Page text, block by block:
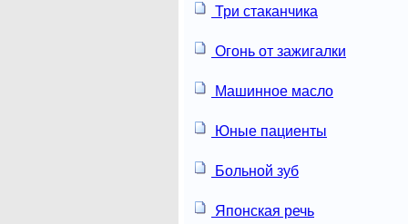
Три стаканчика
Огонь от зажигалки
Машинное масло
Юные пациенты
Больной зуб
Японская речь